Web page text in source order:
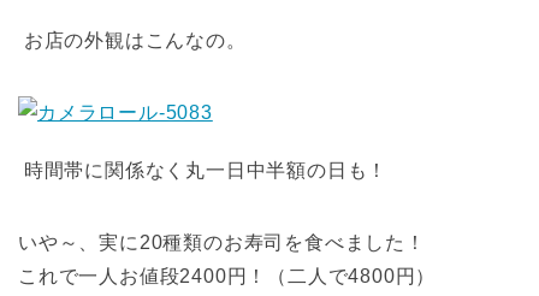
お店の外観はこんなの。
時間帯に関係なく丸一日中半額の日も！
いや～、実に20種類のお寿司を食べました！
これで一人お値段2400円！（二人で4800円）